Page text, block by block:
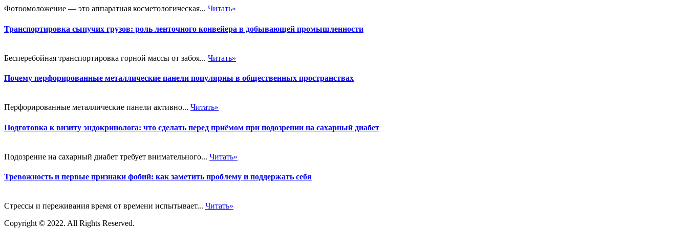
Фотоомоложение — это аппаратная косметологическая... Читать»
Транспортировка сыпучих грузов: роль ленточного конвейера в добывающей промышленности
Бесперебойная транспортировка горной массы от забоя... Читать»
Почему перфорированные металлические панели популярны в общественных пространствах
Перфорированные металлические панели активно... Читать»
Подготовка к визиту эндокринолога: что сделать перед приёмом при подозрении на сахарный диабет
Подозрение на сахарный диабет требует внимательного... Читать»
Тревожность и первые признаки фобий: как заметить проблему и поддержать себя
Стрессы и переживания время от времени испытывает... Читать»
Copyright © 2022. All Rights Reserved.